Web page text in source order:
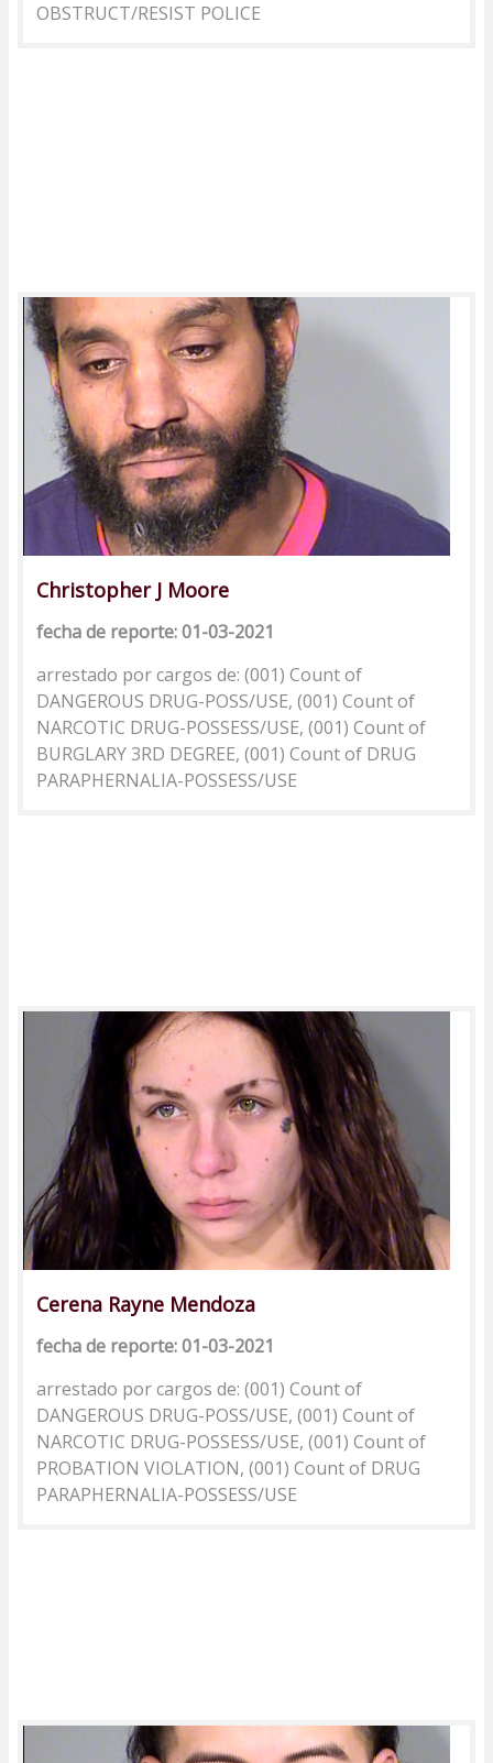
OBSTRUCT/RESIST POLICE
Christopher J Moore
fecha de reporte: 01-03-2021
arrestado por cargos de: (001) Count of
DANGEROUS DRUG-POSS/USE, (001) Count of
NARCOTIC DRUG-POSSESS/USE, (001) Count of
BURGLARY 3RD DEGREE, (001) Count of DRUG
PARAPHERNALIA-POSSESS/USE
Cerena Rayne Mendoza
fecha de reporte: 01-03-2021
arrestado por cargos de: (001) Count of
DANGEROUS DRUG-POSS/USE, (001) Count of
NARCOTIC DRUG-POSSESS/USE, (001) Count of
PROBATION VIOLATION, (001) Count of DRUG
PARAPHERNALIA-POSSESS/USE